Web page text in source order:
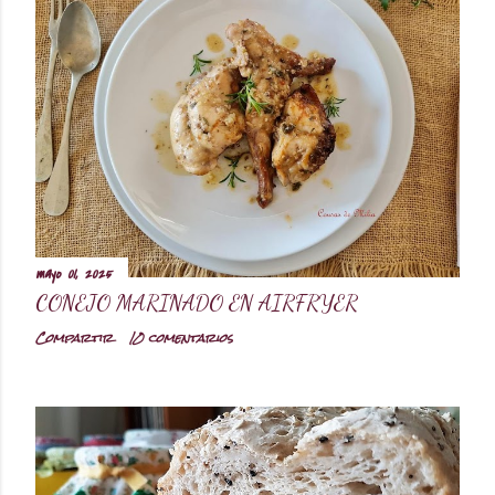
mayo 01, 2025
CONEJO MARINADO EN AIRFRYER
Compartir
10 comentarios